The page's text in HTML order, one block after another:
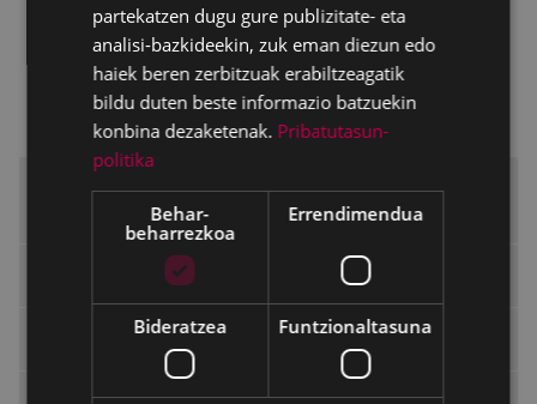
Iradokizunak, kexak eta eskerrak adierazteko
bideak
Araudiak eta legeak
Balorazio-inkesta
2025-2028 Komunikazio eta Gardentasun
Udal Gardentasunerako urteko memoriak
Udala "Gipuzkoa Irekia" plataforman
partekatzen dugu gure publizitate- eta
analisi-bazkideekin, zuk eman diezun edo
haiek beren zerbitzuak erabiltzeagatik
bildu duten beste informazio batzuekin
konbina dezaketenak. Pribatutasun-
politika
Behar-
beharrezkoa
Errendimendua
Bideratzea Funtzionaltasuna